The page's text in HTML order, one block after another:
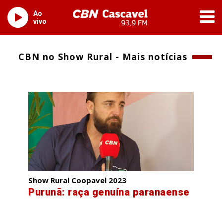
Ao
vivo
CBN no Show Rural - Mais notícias
Show Rural Coopavel 2023
Purunã: raça genuína paranaense